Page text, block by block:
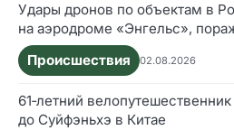
Удары дронов по объектам в
на аэродроме «Энгельс»,
Происшествия
02.08.2026
61‑летний
до Суйфэньхэ в Китае